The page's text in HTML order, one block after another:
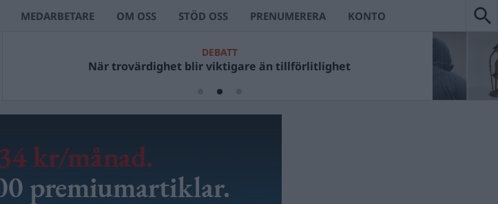
MEDARBETARE OM OSS STÖD OSS PRENUMERERA KONTO
DEBATT
När trovärdighet blir viktigare än tillförlitlighet